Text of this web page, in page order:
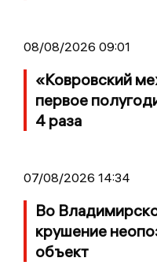
08/08/2026 09:01
«Ковровский
первое
4 раза
07/08/2026 14:34
Во
крушение
объект